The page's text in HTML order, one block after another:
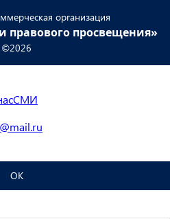
организация
правового просвещения»
©2026
СМИ
ОК